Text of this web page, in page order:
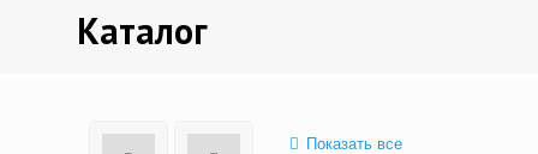
Каталог
Показать все